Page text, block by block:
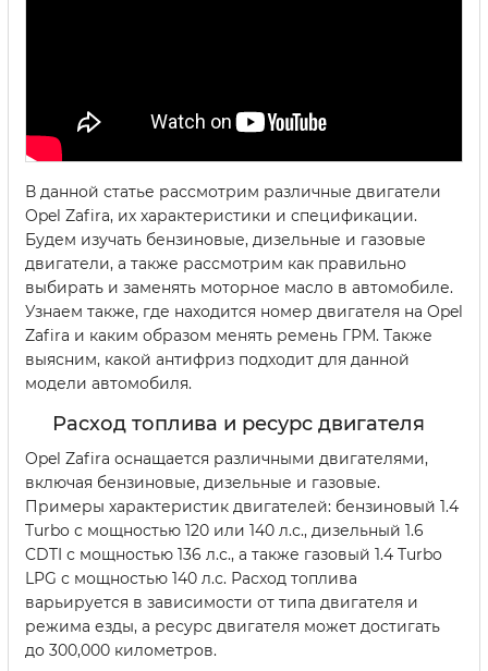
В данной статье рассмотрим различные двигатели
Opel Zafira, их характеристики и спецификации.
Будем изучать бензиновые, дизельные и газовые
двигатели, а также рассмотрим как правильно
выбирать и заменять моторное масло в автомобиле.
Узнаем также, где находится номер двигателя на Opel
Zafira и каким образом менять ремень ГРМ. Также
выясним, какой антифриз подходит для данной
модели автомобиля.
Расход топлива и ресурс двигателя
Opel Zafira оснащается различными двигателями,
включая бензиновые, дизельные и газовые.
Примеры характеристик двигателей: бензиновый 1.4
Turbo с мощностью 120 или 140 л.с., дизельный 1.6
CDTI с мощностью 136 л.с., а также газовый 1.4 Turbo
LPG с мощностью 140 л.с. Расход топлива
варьируется в зависимости от типа двигателя и
режима езды, а ресурс двигателя может достигать
до 300,000 километров.